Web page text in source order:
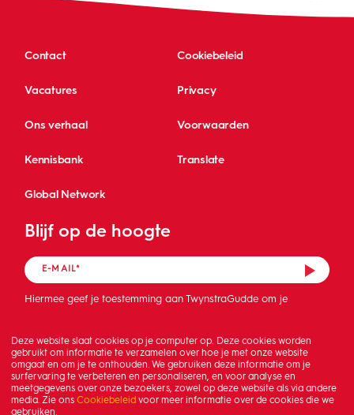
Deze website slaat cookies op je computer op. Deze cookies worden
gebruikt om informatie te verzamelen over hoe je met onze website
omgaat en om je te onthouden. We gebruiken deze informatie om je
surfervaring te verbeteren en personaliseren, en voor analyse en
meetgegevens over onze bezoekers, zowel op deze website als via andere
media. Zie ons Cookiebeleid voor meer informatie over de cookies die we
gebruiken.
Contact Cookiebeleid
Vacatures Privacy
Ons verhaal Voorwaarden
Kennisbank Translate
Global Network
Blijf op de hoogte
Hiermee geef je toestemming aan TwynstraGudde om je